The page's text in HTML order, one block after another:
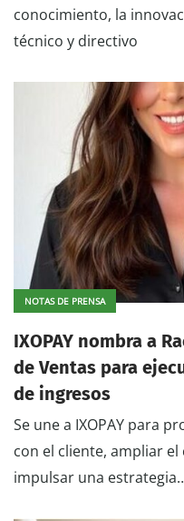
conocimiento, la
técnico y directivo
NOTAS DE PRENSA
IXOPAY nombra a
de Ventas para
de ingresos
Se une a IXOPAY para
con el cliente, ampliar
impulsar una